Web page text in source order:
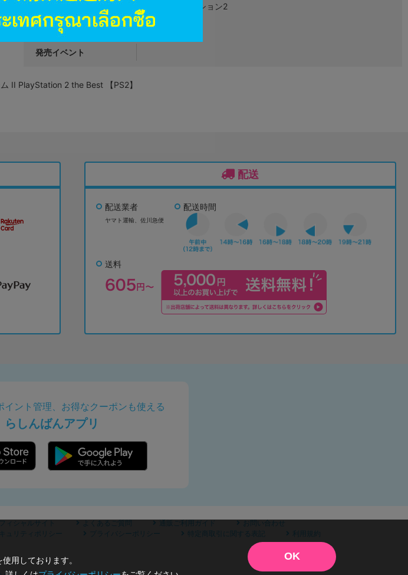
ハード プレイステーション2
型番 SLPM-74254
発売イベント
II PlayStation 2 the Best 【PS2】
配送
配送業者
ヤマト運輸、佐川急便
配送時間
送料
イント管理、お得なクーポンも使える
らしんばんアプリ
フィシャルサイト よくあるご質問 通販ご利用ガイド
お問い合わせ
キュリティポリシー
プライバシーポリシー 特定商取引に関する表記 利用規約
用しております。
OK